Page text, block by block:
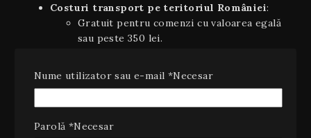
Costuri transport pe teritoriul României:
Gratuit pentru comenzi cu valoarea egală
sau peste 350 lei.
comenzii.
Nume utilizator sau e-mail *Necesar
Parolă *Necesar